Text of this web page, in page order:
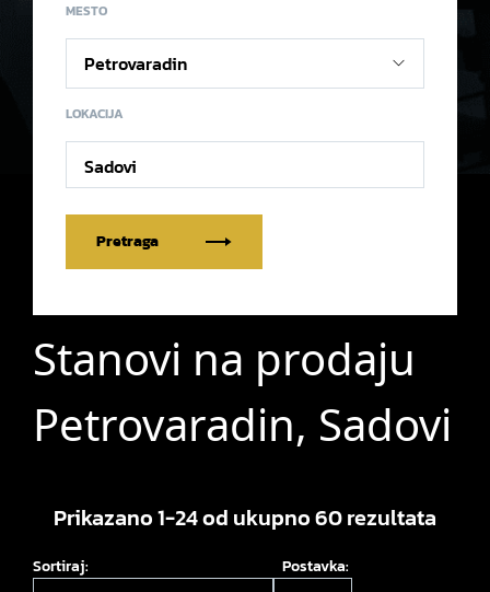
MESTO
LOKACIJA
Sadovi
Pretraga
Stanovi na prodaju
Petrovaradin, Sadovi
Prikazano 1-24 od ukupno 60 rezultata
Postavka:
Sortiraj: